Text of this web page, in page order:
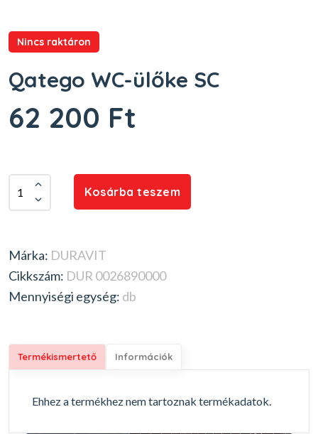
Nincs raktáron
Qatego WC-ülőke SC
62 200 Ft
Kosárba teszem
Márka: DURAVIT
Cikkszám: DUR 0026890000
Mennyiségi egység: db
Termékismertető Információk
Ehhez a termékhez nem tartoznak termékadatok.